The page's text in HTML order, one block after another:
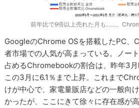
前年比で9倍以上売れた月も……。
GoogleのChrome OSを搭載したPC、
者市場での人気が高まっている。ノー
占めるChromebookの割合は、昨年3月
この3月に6.1％まで上昇。これまで
けが中心で、家電量販店などの一般向
かったが、ここにきて徐々に存在感が